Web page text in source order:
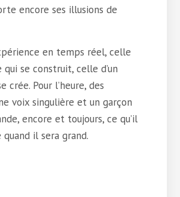
encore ses illusions de
en temps réel, celle
qui se construit, celle d’un
crée. Pour l’heure, des
voix singulière et un garçon
encore et toujours, ce qu’il
il sera grand.